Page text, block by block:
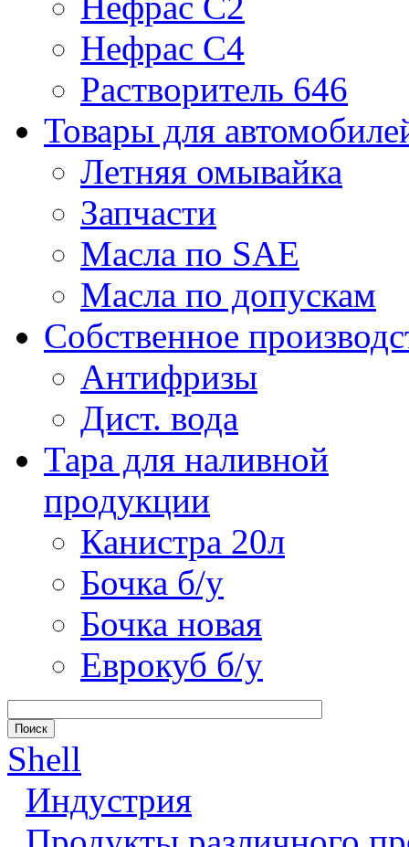
Нефрас С4
Растворитель 646
Товары для
Летняя омывайка
Запчасти
Масла по SAE
Масла по допускам
Собственное
Антифризы
Дист. вода
Тара для наливной
продукции
Канистра 20л
Бочка б/у
Бочка новая
Еврокуб б/у
Shell
Индустрия